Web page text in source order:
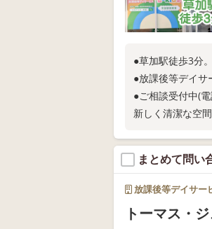
●草加駅徒歩3分
●放課後等デイサ
●ご相談受付中(
新しく清潔な空
まとめて問い
放課後等デイサー
トーマス・